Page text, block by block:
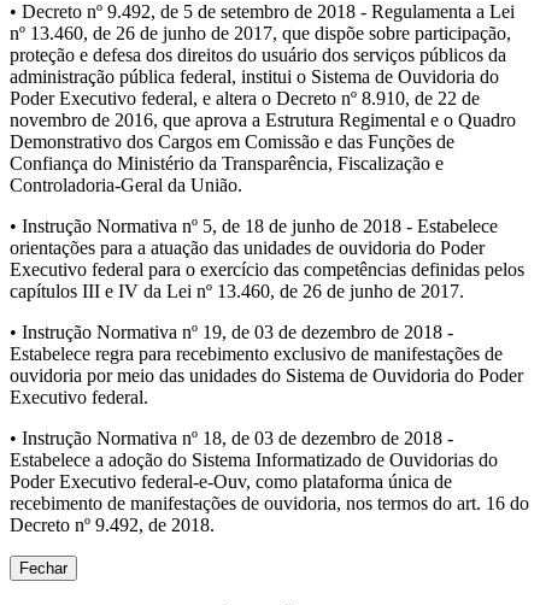
• Decreto nº 9.492, de 5 de setembro de 2018 - Regulamenta a Lei
nº 13.460, de 26 de junho de 2017, que dispõe sobre participação,
proteção e defesa dos direitos do usuário dos serviços públicos da
administração pública federal, institui o Sistema de Ouvidoria do
Poder Executivo federal, e altera o Decreto nº 8.910, de 22 de
novembro de 2016, que aprova a Estrutura Regimental e o Quadro
Demonstrativo dos Cargos em Comissão e das Funções de
Confiança do Ministério da Transparência, Fiscalização e
Controladoria-Geral da União.
• Instrução Normativa nº 5, de 18 de junho de 2018 - Estabelece
orientações para a atuação das unidades de ouvidoria do Poder
Executivo federal para o exercício das competências definidas pelos
capítulos III e IV da Lei nº 13.460, de 26 de junho de 2017.
• Instrução Normativa nº 19, de 03 de dezembro de 2018 -
Estabelece regra para recebimento exclusivo de manifestações de
ouvidoria por meio das unidades do Sistema de Ouvidoria do Poder
Executivo federal.
• Instrução Normativa nº 18, de 03 de dezembro de 2018 -
Estabelece a adoção do Sistema Informatizado de Ouvidorias do
Poder Executivo federal-e-Ouv, como plataforma única de
recebimento de manifestações de ouvidoria, nos termos do art. 16 do
Decreto nº 9.492, de 2018.
Fechar